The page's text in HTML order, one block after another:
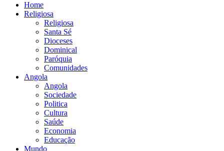
Home
Religiosa
Religiosa
Santa Sé
Dioceses
Dominical
Paróquia
Comunidades
Angola
Angola
Sociedade
Politica
Cultura
Saúde
Economia
Educação
Mundo